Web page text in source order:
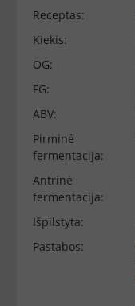
Receptas:
Kiekis:
OG:
FG:
ABV:
Pirminė
fermentacija:
Antrinė
fermentacija:
Išpilstyta:
Pastabos: